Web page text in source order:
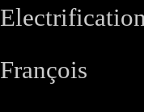
François